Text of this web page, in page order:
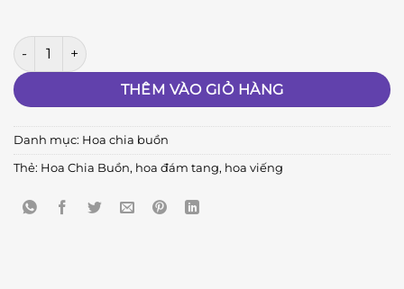
VB200 số lượng
THÊM VÀO GIỎ HÀNG
Danh mục: Hoa chia buồn
Thẻ: Hoa Chia Buồn, hoa đám tang, hoa viếng